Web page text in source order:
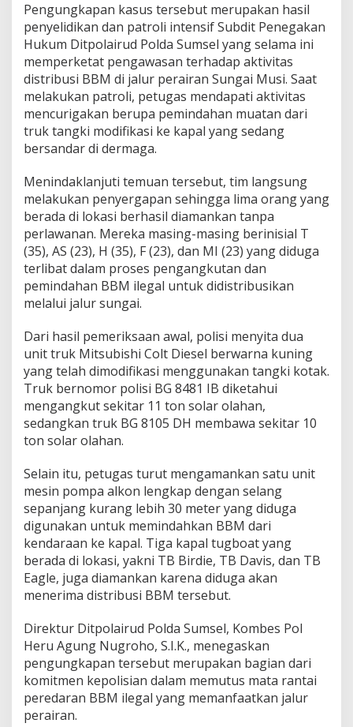
a
n
G
a
n
d
u
,
L
i
a
e
l
a
k
u
i
a
n
a
n
Pengungkapan kasus tersebut merupakan hasil
penyelidikan dan patroli intensif Subdit Penegakan
Hukum Ditpolairud Polda Sumsel yang selama ini
memperketat pengawasan terhadap aktivitas
distribusi BBM di jalur perairan Sungai Musi. Saat
melakukan patroli, petugas mendapati aktivitas
mencurigakan berupa pemindahan muatan dari
truk tangki modifikasi ke kapal yang sedang
bersandar di dermaga.
Menindaklanjuti temuan tersebut, tim langsung
melakukan penyergapan sehingga lima orang yang
berada di lokasi berhasil diamankan tanpa
perlawanan. Mereka masing-masing berinisial T
(35), AS (23), H (35), F (23), dan MI (23) yang diduga
terlibat dalam proses pengangkutan dan
pemindahan BBM ilegal untuk didistribusikan
melalui jalur sungai.
Dari hasil pemeriksaan awal, polisi menyita dua
unit truk Mitsubishi Colt Diesel berwarna kuning
yang telah dimodifikasi menggunakan tangki kotak.
Truk bernomor polisi BG 8481 IB diketahui
mengangkut sekitar 11 ton solar olahan,
sedangkan truk BG 8105 DH membawa sekitar 10
ton solar olahan.
Selain itu, petugas turut mengamankan satu unit
mesin pompa alkon lengkap dengan selang
sepanjang kurang lebih 30 meter yang diduga
digunakan untuk memindahkan BBM dari
kendaraan ke kapal. Tiga kapal tugboat yang
berada di lokasi, yakni TB Birdie, TB Davis, dan TB
Eagle, juga diamankan karena diduga akan
menerima distribusi BBM tersebut.
Direktur Ditpolairud Polda Sumsel, Kombes Pol
Heru Agung Nugroho, S.I.K., menegaskan
pengungkapan tersebut merupakan bagian dari
komitmen kepolisian dalam memutus mata rantai
peredaran BBM ilegal yang memanfaatkan jalur
perairan.